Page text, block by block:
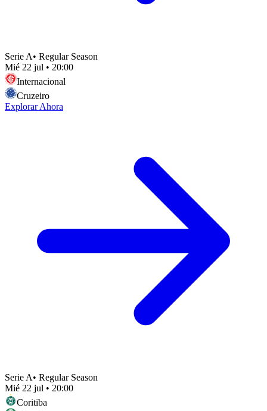
Serie A• Regular Season
Mié 22 jul • 20:00
Internacional
Cruzeiro
Explorar Ahora
Serie A• Regular Season
Mié 22 jul • 20:00
Coritiba